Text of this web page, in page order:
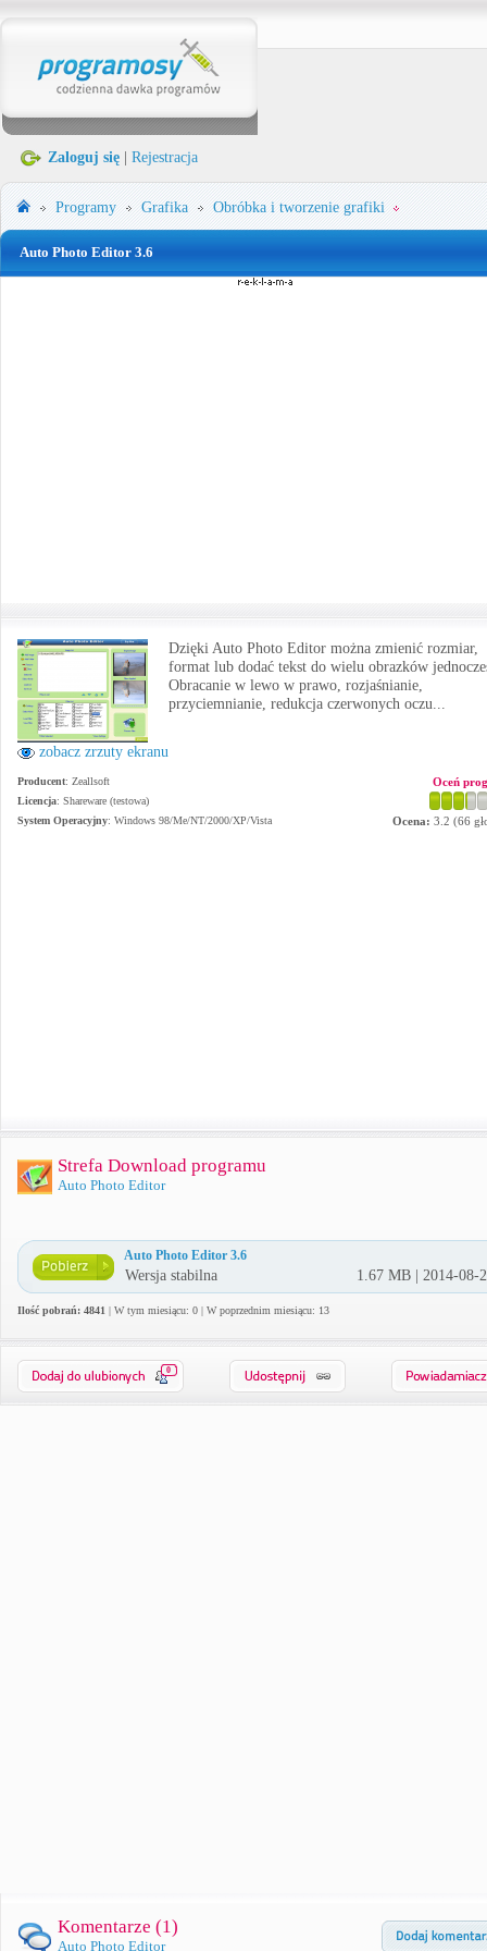
Zaloguj się Rejestracja
Programy Grafika Obróbka i tworzenie grafiki
Auto Photo Editor 3.6
zobacz zrzuty ekranu
Dzięki Auto Photo Editor można zmienić rozmiar,
format lub dodać tekst do wielu obrazków
Obracanie w lewo w prawo, rozjaśnianie,
przyciemnianie, redukcja czerwonych oczu...
Producent: Zeallsoft
Licencja: Shareware (testowa)
System Operacyjny: Windows 98/Me/NT/2000/XP/Vista
Oceń
Ocena: 3.2 (66
Strefa Download programu
Auto Photo Editor
Auto Photo Editor 3.6
Wersja stabilna 1.67 MB | 2014-08-
Ilość pobrań: 4841 | W tym miesiącu: 0 | W poprzednim miesiącu: 13
0
Komentarze (1)
Auto Photo Editor